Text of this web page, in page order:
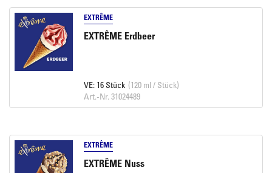
EXTRÊME
EXTRÊME Erdbeer
VE: 16 Stück (120 ml / Stück)
Art.-Nr. 31024489
EXTRÊME
EXTRÊME Nuss